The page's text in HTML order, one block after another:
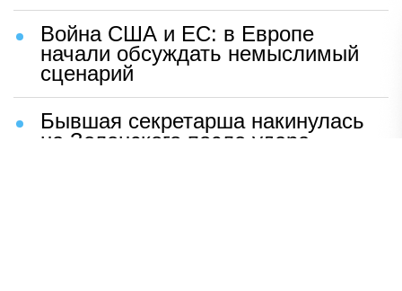
Война США и ЕС: в Европе
начали обсуждать немыслимый
сценарий
Бывшая секретарша накинулась
на Зеленского после удара